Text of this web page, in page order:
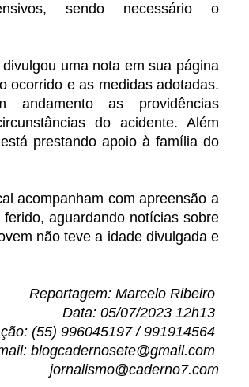
sendo necessário o
uma nota em sua página
ocorrido e as medidas adotadas.
andamento as providências
do acidente. Além
prestando apoio à família do
acompanham com apreensão a
aguardando notícias sobre
não teve a idade divulgada e
Reportagem: Marcelo Ribeiro
Data: 05/07/2023 12h13
(55) 996045197 / 991914564
blogcadernosete@gmail.com
jornalismo@caderno7.com